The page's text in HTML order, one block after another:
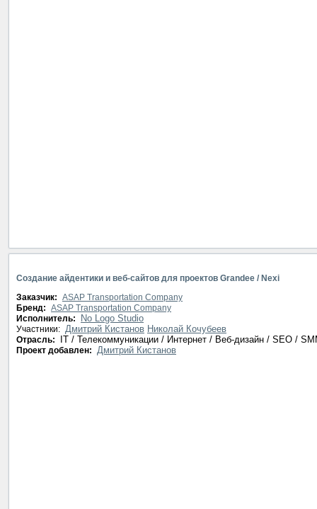
Создание айдентики и веб-сайтов для проектов Grandee / Nexi
Заказчик: ASAP Transportation Company
Бренд: ASAP Transportation Company
Исполнитель:
No Logo Studio
Участники: Дмитрий Кистанов Николай Кочубеев
Отрасль: IT / Телекоммуникации / Интернет / Веб-дизайн / SEO /
Проект добавлен: Дмитрий Кистанов